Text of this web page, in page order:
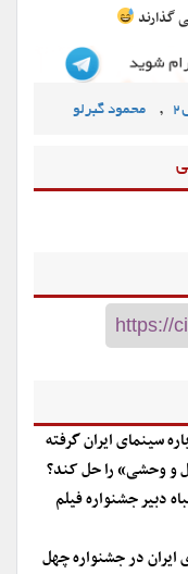
گذارند
, محمود گبرلو
سینمای ایران گرفته
و وحشی» را حل کند؟
دبیر جشنواره فیلم
در جشنواره چهل